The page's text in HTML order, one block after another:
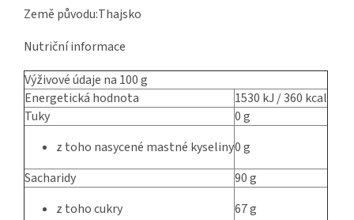
Země původu:Thajsko
Nutriční informace
Výživové údaje na 100 g
Energetická hodnota
1530 kJ / 360 kcal
Tuky
0 g
z toho nasycené mastné kyseliny0 g
Sacharidy
90 g
z toho cukry
67 g